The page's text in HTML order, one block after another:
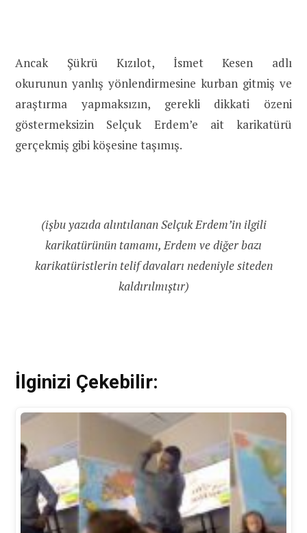
Ancak Şükrü Kızılot, İsmet Kesen adlı
okurunun yanlış yönlendirmesine kurban gitmiş ve
araştırma yapmaksızın, gerekli dikkati özeni
göstermeksizin Selçuk Erdem’e ait karikatürü
gerçekmiş gibi köşesine taşımış.
(işbu yazıda alıntılanan Selçuk Erdem’in ilgili
karikatürünün tamamı, Erdem ve diğer bazı
karikatüristlerin telif davaları nedeniyle siteden
kaldırılmıştır)
İlginizi Çekebilir: